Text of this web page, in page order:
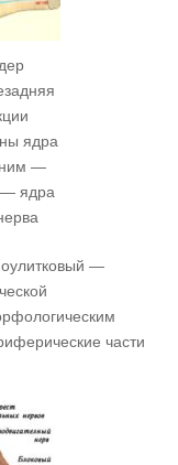
ядра
—
— ядра
—
части